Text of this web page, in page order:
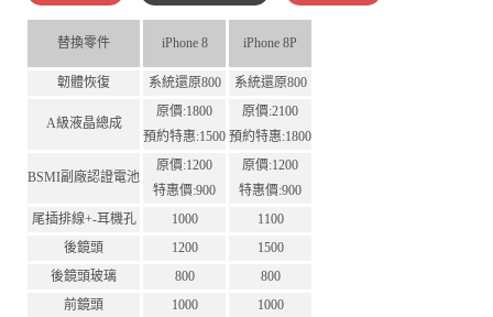
替換零件 iPhone 8 iPhone 8P
韌體恢復 系統還原800 系統還原800
A級液晶總成
原價:1800
預約特惠:1500
原價:2100
預約特惠:1800
BSMI副廠認證電池
原價:1200
特惠價:900
原價:1200
特惠價:900
尾插排線+-耳機孔
1000
1100
後鏡頭
1200
1500
後鏡頭玻璃
800
800
前鏡頭
1000
1000